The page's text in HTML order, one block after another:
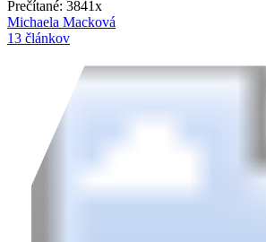
Prečítané: 3841x
Michaela Macková
13 článkov